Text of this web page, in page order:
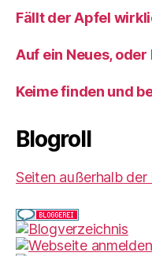
Fällt der Apfel
Auf ein Neues,
Keime finden und
Blogroll
Seiten außerhalb